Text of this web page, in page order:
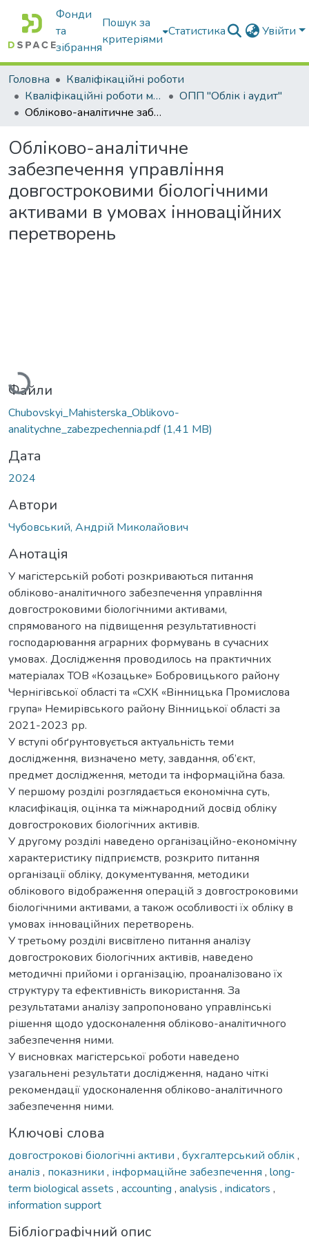
Фонди
та
зібрання
Пошук за
критеріями
Статистика Увійти
Головна
Кваліфікаційні роботи
Кваліфікаційні роботи магістрів
ОПП "Облік і аудит"
Обліково-аналітичне забезпечення управління довгостроковими біологічними активами в умовах інноваційних перетворень
Обліково-аналітичне
забезпечення управління
довгостроковими біологічними
активами в умовах інноваційних
перетворень
Вантажиться...
Файли
Chubovskyi_Mahisterska_Oblikovo-
analitychne_zabezpechennia.pdf(1,41 MB)
Дата
2024
Автори
Чубовський, Андрій Миколайович
Анотація
У магістерській роботі розкриваються питання
обліково-аналітичного забезпечення управління
довгостроковими біологічними активами,
спрямованого на підвищення результативності
господарювання аграрних формувань в сучасних
умовах. Дослідження проводилось на практичних
матеріалах ТОВ «Козацьке» Бобровицького району
Чернігівської області та «СХК «Вінницька Промислова
група» Немирівського району Вінницької області за
2021-2023 рр.
У вступі обґрунтовується актуальність теми
дослідження, визначено мету, завдання, об’єкт,
предмет дослідження, методи та інформаційна база.
У першому розділі розглядається економічна суть,
класифікація, оцінка та міжнародний досвід обліку
довгострокових біологічних активів.
У другому розділі наведено організаційно-економічну
характеристику підприємств, розкрито питання
організації обліку, документування, методики
облікового відображення операцій з довгостроковими
біологічними активами, а також особливості їх обліку в
умовах інноваційних перетворень.
У третьому розділі висвітлено питання аналізу
довгострокових біологічних активів, наведено
методичні прийоми і організацію, проаналізовано їх
структуру та ефективність використання. За
результатами аналізу запропоновано управлінські
рішення щодо удосконалення обліково-аналітичного
забезпечення ними.
У висновках магістерської роботи наведено
узагальнені результати дослідження, надано чіткі
рекомендації удосконалення обліково-аналітичного
забезпечення ними.
Ключові слова
довгострокові біологічні активи , бухгалтерський облік,
аналіз , показники , інформаційне забезпечення , long-
term biological assets , accounting , analysis , indicators ,
information support
Бібліографічний опис